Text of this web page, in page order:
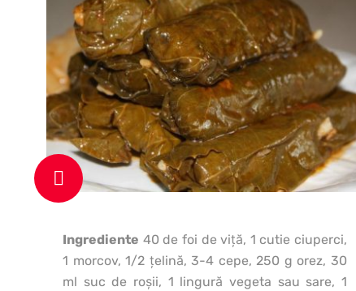
Ingrediente 40 de foi de viţă, 1 cutie ciuperci,
1 morcov, 1/2 ţelină, 3-4 cepe, 250 g orez, 30
ml suc de roşii, 1 lingură vegeta sau sare, 1